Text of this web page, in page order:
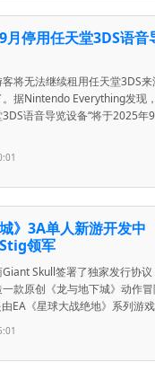
月停用任天堂3DS语音
将无法继续租用任天堂3DS
。据Nintendo Everything发现
语音导览设备“将于2025年9
城》3A单人新游开发中
领军
Skull签署了独家发行协
款原创《龙与地下城》动作冒
EA《星球大战绝地》系列游